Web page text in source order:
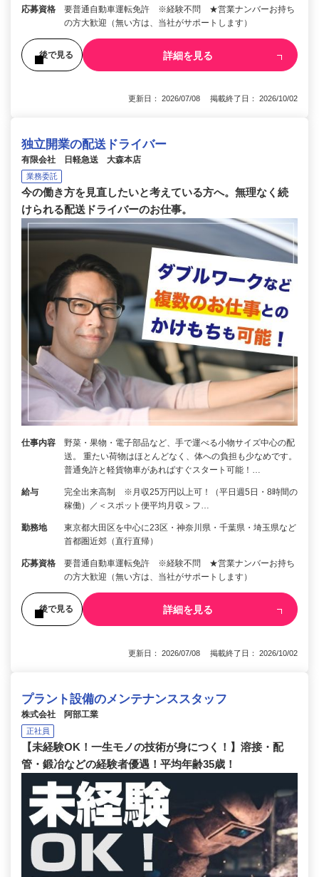
応募資格
要普通自動車運転免許 ※経験不問 ★営業ナンバーお持ち
の方大歓迎（無い方は、当社がサポートします）
後で見る 詳細を見る
更新日： 2026/07/08 掲載終了日： 2026/10/02
独立開業の配送ドライバー
有限会社 日軽急送 大森本店
業務委託
今の働き方を見直したいと考えている方へ。無理なく続
けられる配送ドライバーのお仕事。
仕事内容
野菜・果物・電子部品など、手で運べる小物サイズ中心の配
送。 重たい荷物はほとんどなく、体への負担も少なめです。
普通免許と軽貨物車があればすぐスタート可能！…
給与
完全出来高制 ※月収25万円以上可！（平日週5日・8時間の
稼働）／＜スポット便平均月収＞フ…
勤務地
東京都大田区を中心に23区・神奈川県・千葉県・埼玉県など
首都圏近郊（直行直帰）
応募資格
要普通自動車運転免許 ※経験不問 ★営業ナンバーお持ち
の方大歓迎（無い方は、当社がサポートします）
後で見る 詳細を見る
更新日： 2026/07/08 掲載終了日： 2026/10/02
プラント設備のメンテナンススタッフ
株式会社 阿部工業
正社員
【未経験OK！一生モノの技術が身につく！】溶接・配
管・鍛冶などの経験者優遇！平均年齢35歳！